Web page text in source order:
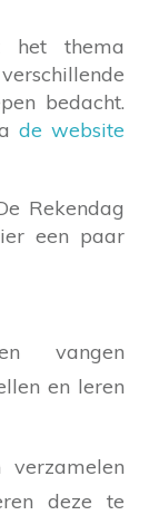
het thema
bedacht.
de website
Rekendag
een paar
vangen
en leren
verzamelen
deze te